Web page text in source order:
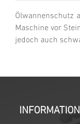
Ölwannenschutz
Maschine vor
jedoch auch
INFORMATION